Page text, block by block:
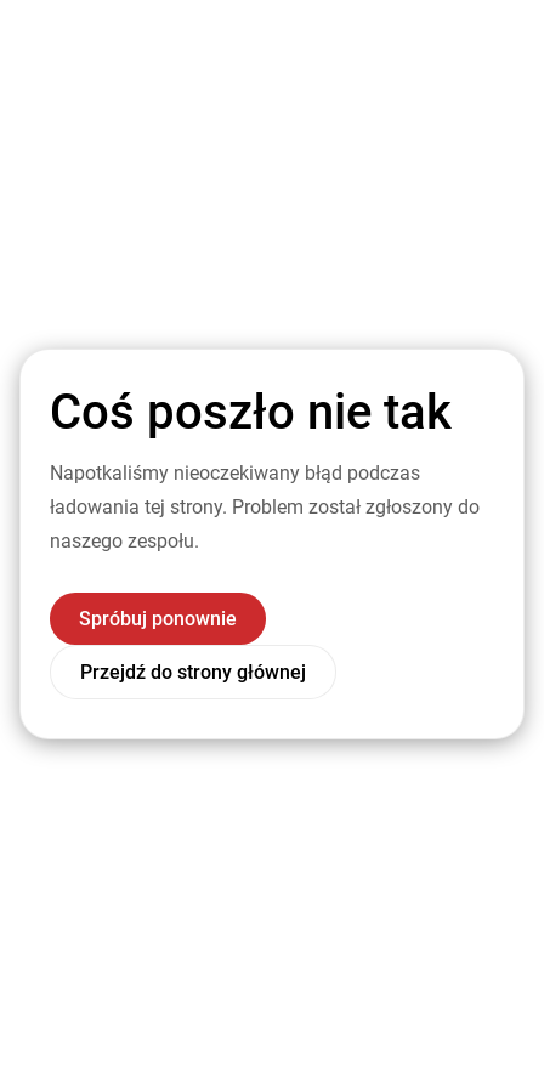
Coś poszło nie tak
Napotkaliśmy nieoczekiwany błąd podczas
ładowania tej strony. Problem został zgłoszony do
naszego zespołu.
Spróbuj ponownie
Przejdź do strony głównej